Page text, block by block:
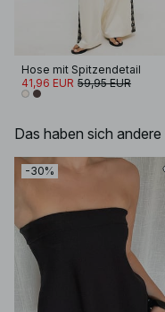
Hose mit Spitzendetail
41,96 EUR 59,95 EUR
Das haben sich
-30%